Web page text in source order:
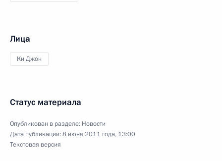
Лица
Ки Джон
Статус материала
Опубликован в разделе: Новости
Дата публикации:8 июня 2011 года, 13:00
Текстовая версия